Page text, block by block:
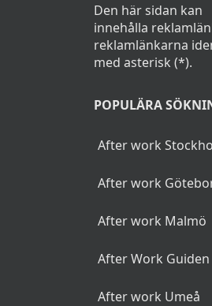
Den här sidan kan
innehålla
reklamlänkarna
med asterisk (*).
POPULÄRA
After work
After work
After work Malmö
After Work Guiden
After work Umeå